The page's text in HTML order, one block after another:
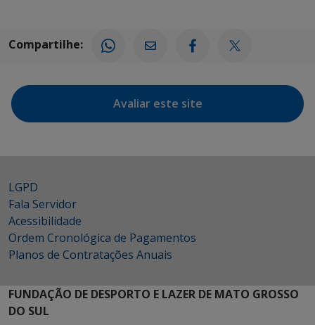
Compartilhe:
Avaliar este site
LGPD
Fala Servidor
Acessibilidade
Ordem Cronológica de Pagamentos
Planos de Contratações Anuais
FUNDAÇÃO DE DESPORTO E LAZER DE MATO GROSSO
DO SUL